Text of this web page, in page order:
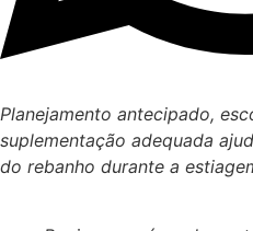
Planejamento antecipado,
suplementação adequada
do rebanho durante a